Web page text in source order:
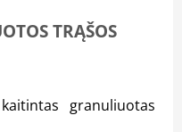
TRĄŠOS
granuliuotas